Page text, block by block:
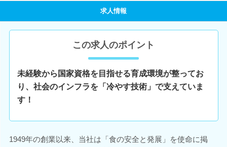
求人情報
この求人のポイント
未経験から国家資格を目指せる育成環境が整ってお
り、社会のインフラを「冷やす技術」で支えていま
す！
1949年の創業以来、当社は「食の安全と発展」を使命に掲